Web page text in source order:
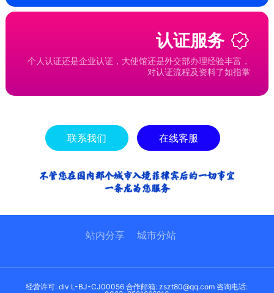
认证服务
个人认证还是企业认证，大使馆还是外交部办理经验丰富，
对认证流程及资料了如指掌
联系我们 在线客服
站内分享 城市分站
经营许可: div L-BJ-CJ00056 合作邮箱: zszt80@qq.com 咨询电话: